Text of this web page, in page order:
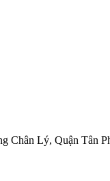
Chân Lý, Quận Tân